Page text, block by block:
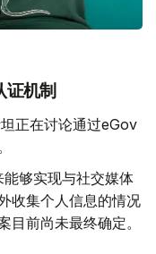
机制
正在讨论通过eGov
够实现与社交媒体
收集个人信息的情况
前尚未最终确定。